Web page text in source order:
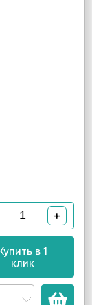
+
в 1
клик